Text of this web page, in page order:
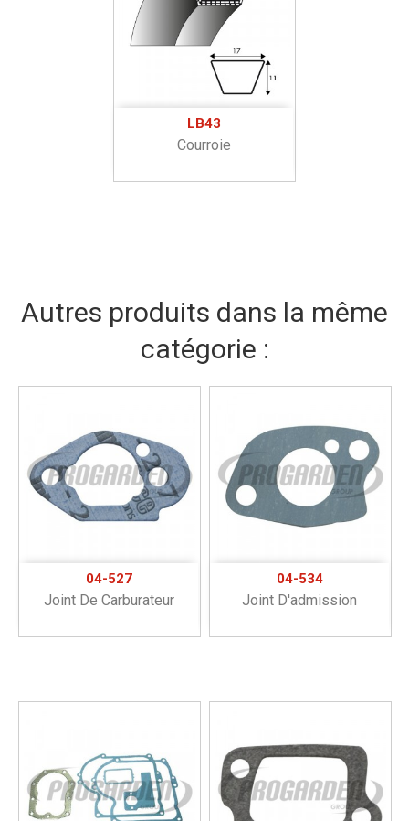
LB43
Courroie
Autres produits dans la même
catégorie :
04-527
Joint De Carburateur
04-534
Joint D'admission